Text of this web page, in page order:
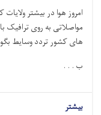
امروز هوا در بیشتر
مواصلاتی به روی ترافیک
های کشور تردد وسایط
ب . . .
بیشتر